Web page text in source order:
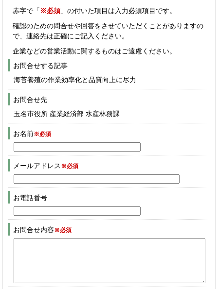
赤字で「 ※必須 」の付いた項目は入力必須項目です。
確認のための問合せや回答をさせていただくことがありますの
で、連絡先は正確にご記入ください。
企業などの営業活動に関するものはご遠慮ください。
お問合せする記事
海苔養殖の作業効率化と品質向上に尽力
お問合せ先
玉名市役所 産業経済部 水産林務課
お名前※必須
メールアドレス ※必須
お電話番号
お問合せ内容※必須